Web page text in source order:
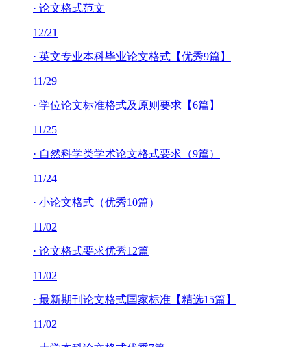
· 论文格式范文
12/21
· 英文专业本科毕业论文格式【优秀9篇】
11/29
· 学位论文标准格式及原则要求【6篇】
11/25
· 自然科学类学术论文格式要求（9篇）
11/24
· 小论文格式（优秀10篇）
11/02
· 论文格式要求优秀12篇
11/02
· 最新期刊论文格式国家标准【精选15篇】
11/02